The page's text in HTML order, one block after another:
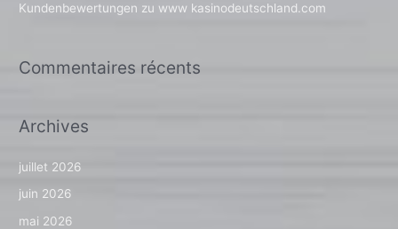
:Kundenbewertungen zu www kasinodeutschland.com
Commentaires récents
Archives
juillet 2026
juin 2026
mai 2026